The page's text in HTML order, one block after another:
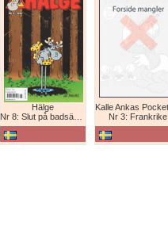
Hälge
Nr 8: Slut på badsäsongen!
Nr 3: Frankrike